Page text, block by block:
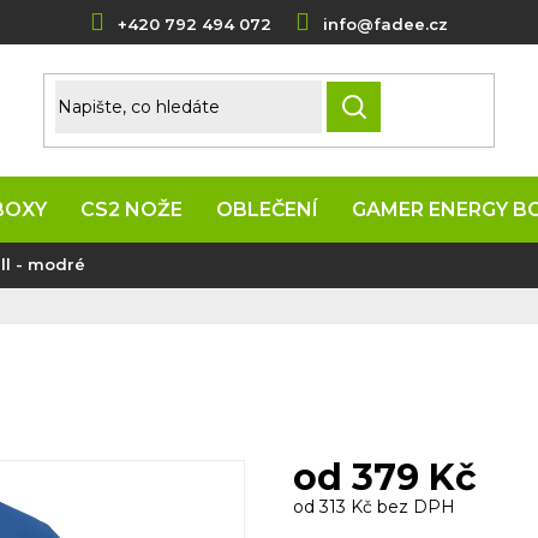
+420 792 494 072 info@fadee.cz
HLEDAT
CS2 NOŽE OBLEČENÍ GAMER ENERGY
- modré
od 379 Kč
od313 Kč bez DPH